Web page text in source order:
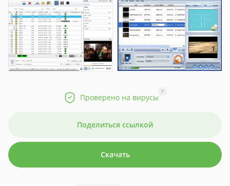
Проверено на вирусы
?
Поделиться ссылкой
Скачать